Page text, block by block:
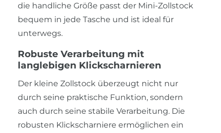
die handliche Größe passt der Mini-Zollstock
bequem in jede Tasche und ist ideal für
unterwegs.
Robuste Verarbeitung mit
langlebigen Klickscharnieren
Der kleine Zollstock überzeugt nicht nur
durch seine praktische Funktion, sondern
auch durch seine stabile Verarbeitung. Die
robusten Klickscharniere ermöglichen ein